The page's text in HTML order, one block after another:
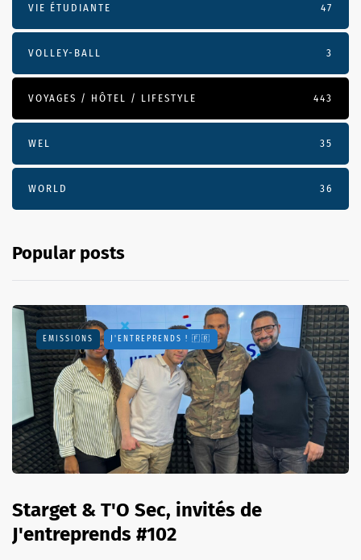
VIE ÉTUDIANTE 47
VOLLEY-BALL 3
VOYAGES / HÔTEL / LIFESTYLE 443
WEL 35
WORLD 36
Popular posts
EMISSIONS J'ENTREPRENDS ! 🇫🇷
Starget & T'O Sec, invités de
J'entreprends #102